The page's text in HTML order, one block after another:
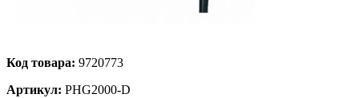
Код товара: 9720773
Артикул: РHG2000-D